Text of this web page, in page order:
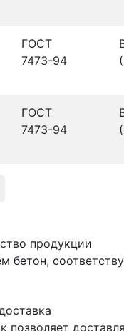
ГОСТ
7473-94
ГОСТ
7473-94
продукции
бетон,
позволяет